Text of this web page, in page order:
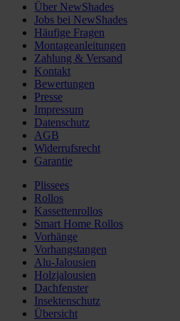
Über NewShades
Jobs bei NewShades
Häufige Fragen
Montageanleitungen
Zahlung & Versand
Kontakt
Bewertungen
Presse
Impressum
Datenschutz
AGB
Widerrufsrecht
Garantie
Plissees
Rollos
Kassettenrollos
Smart Home Rollos
Vorhänge
Vorhangstangen
Alu-Jalousien
Holzjalousien
Dachfenster
Insektenschutz
Übersicht